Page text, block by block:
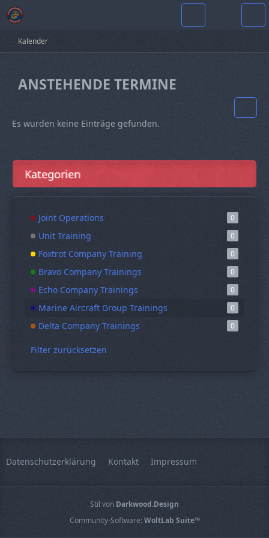
Kalender
ANSTEHENDE TERMINE
Es wurden keine Einträge gefunden.
Kategorien
Joint Operations 0
Unit Training 0
Foxtrot Company Training 0
Bravo Company Trainings 0
Echo Company Trainings 0
Marine Aircraft Group Trainings 0
Delta Company Trainings 0
Filter zurücksetzen
Datenschutzerklärung Kontakt Impressum
Stil von Darkwood.Design
Community-Software: WoltLab Suite™